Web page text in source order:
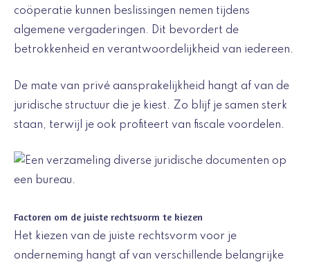
coöperatie kunnen beslissingen nemen tijdens
algemene vergaderingen. Dit bevordert de
betrokkenheid en verantwoordelijkheid van iedereen.
De mate van privé aansprakelijkheid hangt af van de
juridische structuur die je kiest. Zo blijf je samen sterk
staan, terwijl je ook profiteert van fiscale voordelen.
Factoren om de juiste rechtsvorm te kiezen
Het kiezen van de juiste rechtsvorm voor je
onderneming hangt af van verschillende belangrijke